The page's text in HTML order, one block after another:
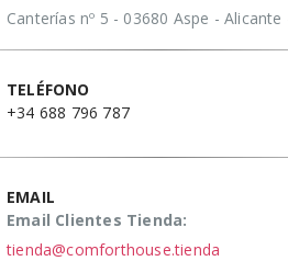
Canterías nº 5 - 03680 Aspe - Alicante
TELÉFONO
+34 688 796 787
EMAIL
Email Clientes Tienda:
tienda@comforthouse.tienda